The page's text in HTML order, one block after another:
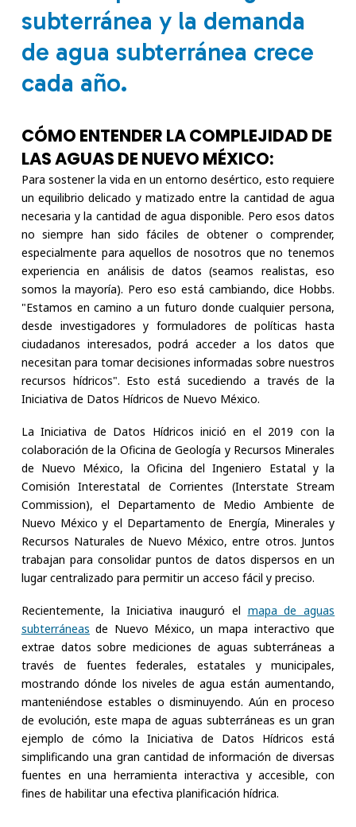
subterránea y la demanda
de agua subterránea crece
cada año.
CÓMO ENTENDER LA COMPLEJIDAD DE
LAS AGUAS DE NUEVO MÉXICO:
Para sostener la vida en un entorno desértico, esto requiere
un equilibrio delicado y matizado entre la cantidad de agua
necesaria y la cantidad de agua disponible. Pero esos datos
no siempre han sido fáciles de obtener o comprender,
especialmente para aquellos de nosotros que no tenemos
experiencia en análisis de datos (seamos realistas, eso
somos la mayoría). Pero eso está cambiando, dice Hobbs.
"Estamos en camino a un futuro donde cualquier persona,
desde investigadores y formuladores de políticas hasta
ciudadanos interesados, podrá acceder a los datos que
necesitan para tomar decisiones informadas sobre nuestros
recursos hídricos". Esto está sucediendo a través de la
Iniciativa de Datos Hídricos de Nuevo México.
La Iniciativa de Datos Hídricos inició en el 2019 con la
colaboración de la Oficina de Geología y Recursos Minerales
de Nuevo México, la Oficina del Ingeniero Estatal y la
Comisión Interestatal de Corrientes (Interstate Stream
Commission), el Departamento de Medio Ambiente de
Nuevo México y el Departamento de Energía, Minerales y
Recursos Naturales de Nuevo México, entre otros. Juntos
trabajan para consolidar puntos de datos dispersos en un
lugar centralizado para permitir un acceso fácil y preciso.
Recientemente, la Iniciativa inauguró el mapa de aguas
subterráneas de Nuevo México, un mapa interactivo que
extrae datos sobre mediciones de aguas subterráneas a
través de fuentes federales, estatales y municipales,
mostrando dónde los niveles de agua están aumentando,
manteniéndose estables o disminuyendo. Aún en proceso
de evolución, este mapa de aguas subterráneas es un gran
ejemplo de cómo la Iniciativa de Datos Hídricos está
simplificando una gran cantidad de información de diversas
fuentes en una herramienta interactiva y accesible, con
fines de habilitar una efectiva planificación hídrica.